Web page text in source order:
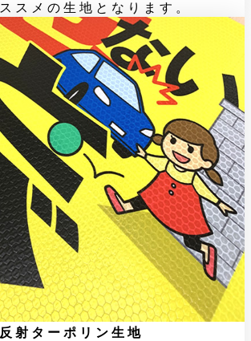
スメの生地となります。
反射ターポリン生地